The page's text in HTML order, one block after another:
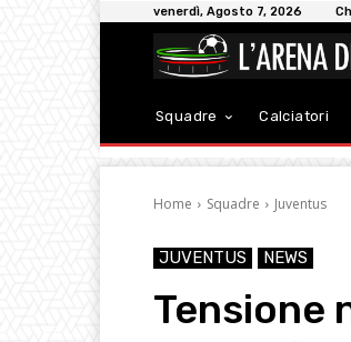
venerdì, Agosto 7, 2026
Squadre Calciatori
Home Squadre Juventus
JUVENTUS NEWS
Tensione